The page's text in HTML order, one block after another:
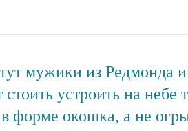
мужики из Редмонда
стоить устроить на
форме окошка, а не